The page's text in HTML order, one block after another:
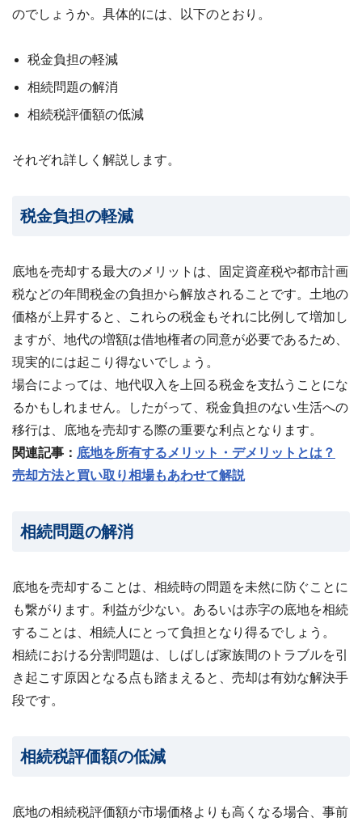
のでしょうか。具体的には、以下のとおり。
税金負担の軽減
相続問題の解消
相続税評価額の低減
それぞれ詳しく解説します。
税金負担の軽減
底地を売却する最大のメリットは、固定資産税や都市計画
税などの年間税金の負担から解放されることです。土地の
価格が上昇すると、これらの税金もそれに比例して増加し
ますが、地代の増額は借地権者の同意が必要であるため、
現実的には起こり得ないでしょう。
場合によっては、地代収入を上回る税金を支払うことにな
るかもしれません。したがって、税金負担のない生活への
移行は、底地を売却する際の重要な利点となります。
関連記事： 底地を所有するメリット・デメリットとは？
売却方法と買い取り相場もあわせて解説
相続問題の解消
底地を売却することは、相続時の問題を未然に防ぐことに
も繋がります。利益が少ない。あるいは赤字の底地を相続
することは、相続人にとって負担となり得るでしょう。
相続における分割問題は、しばしば家族間のトラブルを引
き起こす原因となる点も踏まえると、売却は有効な解決手
段です。
相続税評価額の低減
底地の相続税評価額が市場価格よりも高くなる場合、事前